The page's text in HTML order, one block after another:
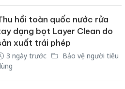
hồi toàn quốc nước rửa
dạng bọt Layer Clean do
xuất trái phép
3 ngày trước
Bảo vệ người tiêu